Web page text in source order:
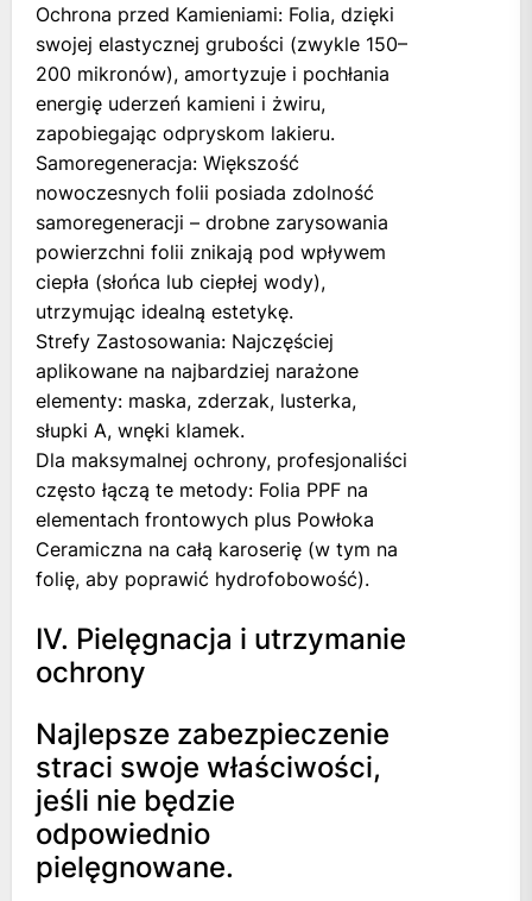
Ochrona przed Kamieniami: Folia, dzięki
swojej elastycznej grubości (zwykle 150–
200 mikronów), amortyzuje i pochłania
energię uderzeń kamieni i żwiru,
zapobiegając odpryskom lakieru.
Samoregeneracja: Większość
nowoczesnych folii posiada zdolność
samoregeneracji – drobne zarysowania
powierzchni folii znikają pod wpływem
ciepła (słońca lub ciepłej wody),
utrzymując idealną estetykę.
Strefy Zastosowania: Najczęściej
aplikowane na najbardziej narażone
elementy: maska, zderzak, lusterka,
słupki A, wnęki klamek.
Dla maksymalnej ochrony, profesjonaliści
często łączą te metody: Folia PPF na
elementach frontowych plus Powłoka
Ceramiczna na całą karoserię (w tym na
folię, aby poprawić hydrofobowość).
IV. Pielęgnacja i utrzymanie
ochrony
Najlepsze zabezpieczenie
straci swoje właściwości,
jeśli nie będzie
odpowiednio
pielęgnowane.